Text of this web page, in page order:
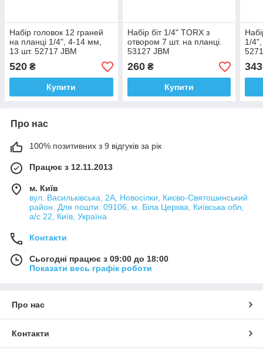
Набір головок 12 граней
на планці 1/4", 4-14 мм,
13 шт. 52717 JBM
520 ₴
Купити
Набір біт 1/4" TORX з
отвором 7 шт. на планці.
53127 JBM
260₴
Купити
1/
343
Про нас
100% позитивних з 9 відгуків за рік
Працює з 12.11.2013
м. Київ
вул. Васильківська, 2А, Новосілки, Києво-Святошинський
район. Для пошти: 09106, м. Біла Церква, Київська обл,
а/с 22, Київ, Україна
Контакти
Сьогодні працює з 09:00 до 18:00
Показати весь графік роботи
Про нас
Контакти